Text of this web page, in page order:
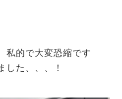
私的で大変恐縮です
した、、、！